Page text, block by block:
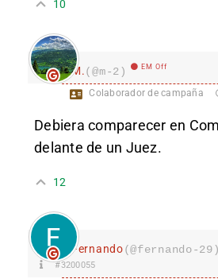
10
M.(@m-2) EM Off
Colaborador de campaña
Debiera comparecer en
delante de un Juez.
12
Fernando(@fernando-29)
#3200055